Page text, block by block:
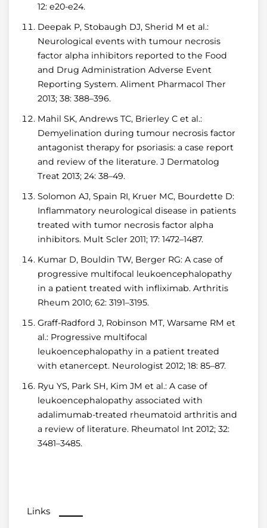
12: e20-e24.
Deepak P, Stobaugh DJ, Sherid M et al.:
Neurological events with tumour necrosis
factor alpha inhibitors reported to the Food
and Drug Administration Adverse Event
Reporting System. Aliment Pharmacol Ther
2013; 38: 388–396.
Mahil SK, Andrews TC, Brierley C et al.:
Demyelination during tumour necrosis factor
antagonist therapy for psoriasis: a case report
and review of the literature. J Dermatolog
Treat 2013; 24: 38–49.
Solomon AJ, Spain RI, Kruer MC, Bourdette D:
Inflammatory neurological disease in patients
treated with tumor necrosis factor alpha
inhibitors. Mult Scler 2011; 17: 1472–1487.
Kumar D, Bouldin TW, Berger RG: A case of
progressive multifocal leukoencephalopathy
in a patient treated with infliximab. Arthritis
Rheum 2010; 62: 3191–3195.
Graff-Radford J, Robinson MT, Warsame RM et
al.: Progressive multifocal
leukoencephalopathy in a patient treated
with etanercept. Neurologist 2012; 18: 85–87.
Ryu YS, Park SH, Kim JM et al.: A case of
leukoencephalopathy associated with
adalimumab-treated rheumatoid arthritis and
a review of literature. Rheumatol Int 2012; 32:
3481–3485.
Links